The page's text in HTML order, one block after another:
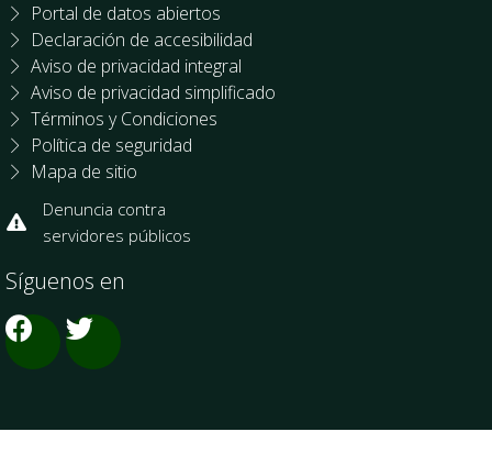
Portal de datos abiertos
Declaración de accesibilidad
Aviso de privacidad integral
Aviso de privacidad simplificado
Términos y Condiciones
Política de seguridad
Mapa de sitio
Denuncia contra
servidores públicos
Síguenos en